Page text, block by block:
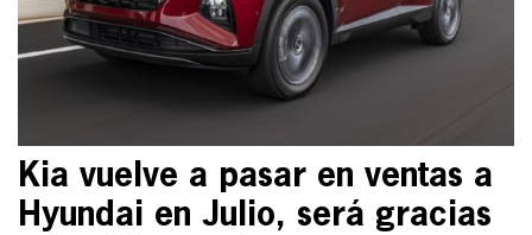
Kia vuelve a pasar en ventas a
Hyundai en Julio, será gracias